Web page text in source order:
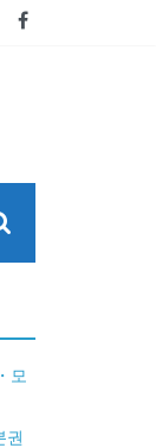
모
권